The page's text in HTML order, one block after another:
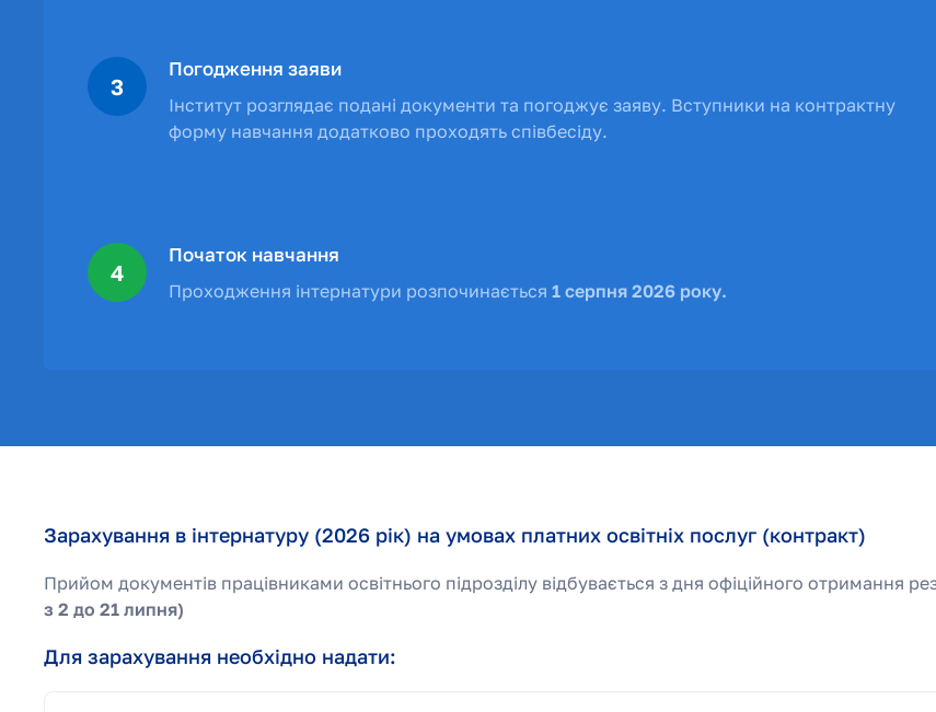
3
Погодження заяви
Інститут розглядає подані документи та погоджує заяву. Вступники на контрактну
форму навчання додатково проходять співбесіду.
4
Початок навчання
Проходження інтернатури розпочинається 1 серпня 2026 року.
Зарахування в інтернатуру (2026 рік) на умовах платних освітніх послуг (контракт)
Прийом документів працівниками освітнього підрозділу відбувається з дня офіційного отримання
з 2 до 21 липня)
Для зарахування необхідно надати: